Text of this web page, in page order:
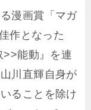
漫画賞「マガ
作となった
>>能動』を連
川直輝自身が
ることを除け